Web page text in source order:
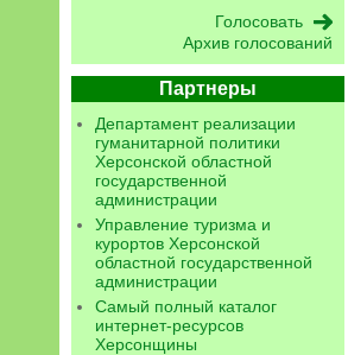
Архив голосований
Партнеры
Департамент реализации
гуманитарной политики
Херсонской областной
государственной
администрации
Управление туризма и
курортов Херсонской
областной государственной
администрации
Самый полный каталог
интернет-ресурсов
Херсонщины